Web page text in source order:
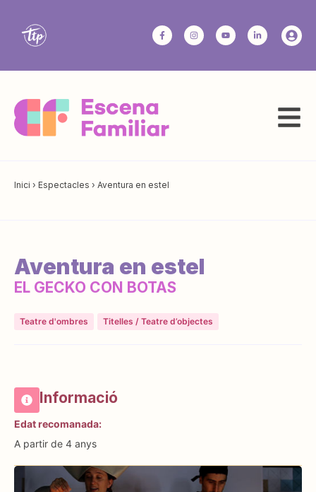
Inici › Espectacles › Aventura en estel
Aventura en estel
EL GECKO CON BOTAS
Teatre d'ombres Titelles / Teatre d’objectes
Informació
Edat recomanada:
A partir de 4 anys